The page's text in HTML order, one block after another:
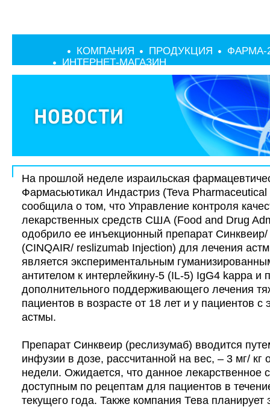
КОМПАНИЯ ПРОДУКЦИЯ
ФАРМА-
ИНТЕРНЕТ-МАГАЗИН
На прошлой неделе израильская
Фармасьютикал Индастриз (Teva
сообщила о том, что Управление контроля
лекарственных средств США (Food and Drug
одобрило ее инъекционный препарат
(CINQAIR/ reslizumab Injection) для лечения
является экспериментальным
антителом к интерлейкину-5 (IL-5) IgG4 kappa и
дополнительного поддерживающего лечения
пациентов в возрасте от 18 лет и у пациентов
астмы.
Препарат Синквеир (реслизумаб) вводится
инфузии в дозе, рассчитанной на вес, – 3 мг/ кг
недели. Ожидается, что данное лекарственное
доступным по рецептам для пациентов в
текущего года. Также компания Тева планирует